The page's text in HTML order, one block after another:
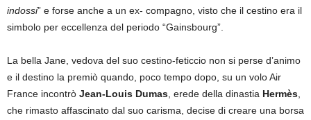
indossi” e forse anche a un ex- compagno, visto che il cestino era il
simbolo per eccellenza del periodo “Gainsbourg”.
La bella Jane, vedova del suo cestino-feticcio non si perse d’animo
e il destino la premiò quando, poco tempo dopo, su un volo Air
France incontrò Jean-Louis Dumas , erede della dinastia Hermès
che rimasto affascinato dal suo carisma, decise di creare una borsa